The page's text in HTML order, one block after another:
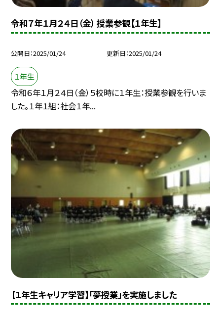
令和７年１月２４日（金） 授業参観【１年生】
公開日 2025/01/24 更新日 2025/01/24
１年生
令和６年１月２４日（金）５校時に１年生：授業参観を行いま
した。１年１組：社会１年...
【１年生キャリア学習】「夢授業」を実施しました